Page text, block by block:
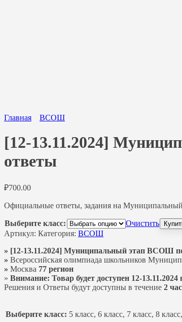
Главная ВСОШ
[12-13.11.2024]
ответы
₽700.00
Официальные ответы, задания на
Выберите класс: Очистить
Артикул: Категория: ВСОШ
» [12-13.11.2024] Муниципальный этап ВСОШ по
» Всероссийская олимпиада школьников
» Москва 77 регион
» Внимание: Товар будет доступен 12-13.11.2024
Решения и Ответы будут доступны в течение 2
Выберите класс: 5 класс, 6 класс, 7 класс, 8